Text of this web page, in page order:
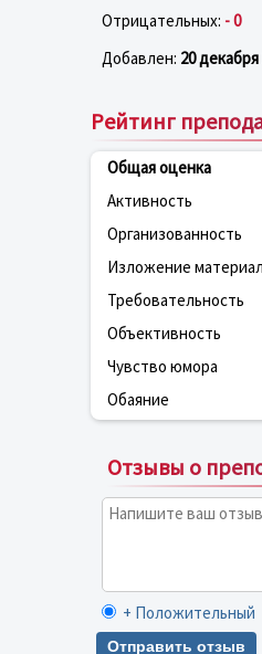
Отрицательных: - 0
Добавлен: 20 декабря
Рейтинг
Общая оценка
Активность
Организованность
Изложение
Требовательность
Объективность
Чувство юмора
Обаяние
Отзывы о
+ Положительный
Отправить отзыв